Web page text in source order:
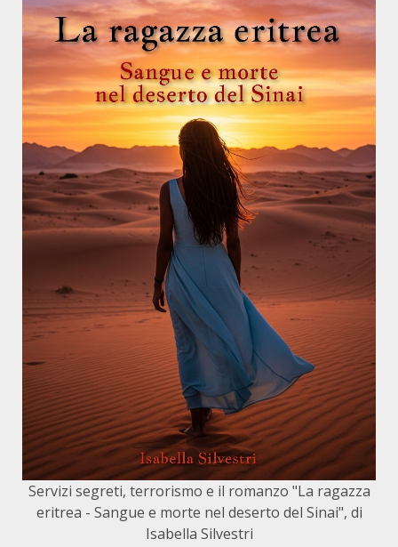
Servizi segreti, terrorismo e il romanzo "La ragazza
eritrea - Sangue e morte nel deserto del Sinai", di
Isabella Silvestri